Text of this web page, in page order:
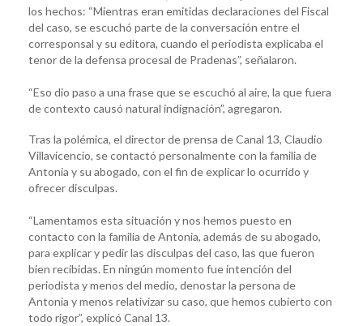
los hechos: “Mientras eran emitidas declaraciones del Fiscal
del caso, se escuchó parte de la conversación entre el
corresponsal y su editora, cuando el periodista explicaba el
tenor de la defensa procesal de Pradenas”, señalaron.
“Eso dio paso a una frase que se escuchó al aire, la que fuera
de contexto causó natural indignación”, agregaron.
Tras la polémica, el director de prensa de Canal 13, Claudio
Villavicencio, se contactó personalmente con la familia de
Antonia y su abogado, con el fin de explicar lo ocurrido y
ofrecer disculpas.
“Lamentamos esta situación y nos hemos puesto en
contacto con la familia de Antonia, además de su abogado,
para explicar y pedir las disculpas del caso, las que fueron
bien recibidas. En ningún momento fue intención del
periodista y menos del medio, denostar la persona de
Antonia y menos relativizar su caso, que hemos cubierto con
todo rigor”, explicó Canal 13.